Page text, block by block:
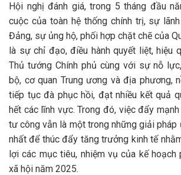
Hội nghị đánh giá, trong 5 tháng đầu
cuộc của toàn hệ thống chính trị, sự
Đảng, sự ủng hộ, phối hợp chặt chẽ của
là sự chỉ đạo, điều hành quyết liệt, hiệu
Thủ tướng Chính phủ cùng với sự nỗ
bộ, cơ quan Trung ương và địa phương,
tiếp tục đà phục hồi, đạt nhiều kết quả
hết các lĩnh vực. Trong đó, việc đẩy
tư công vẫn là một trong những giải pháp
nhất để thúc đẩy tăng trưởng kinh tế
lợi các mục tiêu, nhiệm vụ của kế hoạch
xã hội năm 2025.